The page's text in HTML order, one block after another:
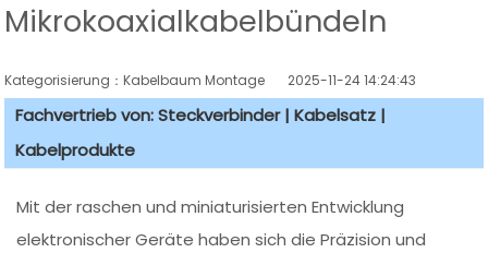
Mikrokoaxialkabelbündeln
Kategorisierung：Kabelbaum Montage 2025-11-24 14:24:43
Fachvertrieb von: Steckverbinder | Kabelsatz |
Kabelprodukte
Mit der raschen und miniaturisierten Entwicklung
elektronischer Geräte haben sich die Präzision und